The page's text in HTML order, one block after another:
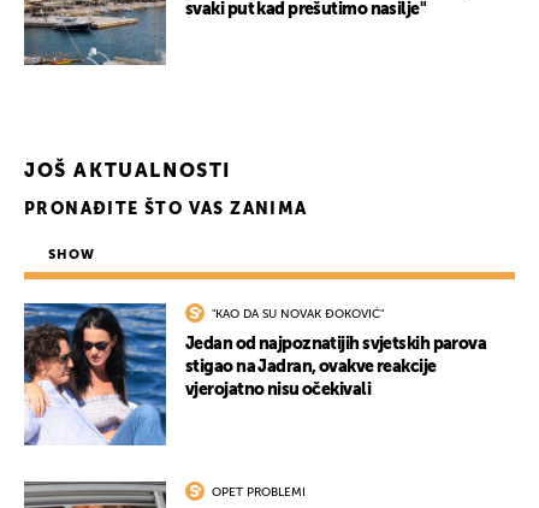
svaki put kad prešutimo nasilje"
JOŠ AKTUALNOSTI
PRONAĐITE ŠTO VAS ZANIMA
SHOW
"KAO DA SU NOVAK ĐOKOVIĆ"
Jedan od najpoznatijih svjetskih parova
stigao na Jadran, ovakve reakcije
vjerojatno nisu očekivali
OPET PROBLEMI